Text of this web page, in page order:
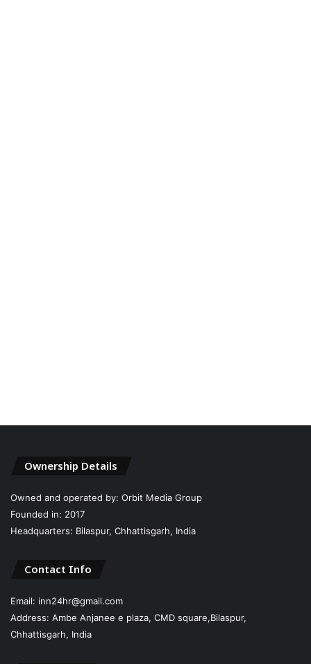
Ownership Details
Owned and operated by: Orbit Media Group
Founded in: 2017
Headquarters: Bilaspur, Chhattisgarh, India
Contact Info
Email: inn24hr@gmail.com
Address: Ambe Anjanee e plaza, CMD square,Bilaspur,
Chhattisgarh, India